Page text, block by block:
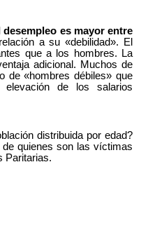
desempleo es mayor entre
a su «debilidad». El
que a los hombres. La
adicional. Muchos de
de «hombres débiles» que
de los salarios
distribuida por edad?
quienes son las víctimas
Paritarias.